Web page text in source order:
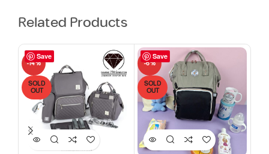
Related Products
Save
-14%
SOLD
OUT
Save
-6%
SOLD
OUT